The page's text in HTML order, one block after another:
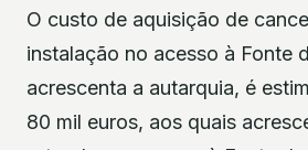
O custo de aquisição de
instalação no acesso à Fonte
acrescenta a autarquia, é
80 mil euros, aos quais